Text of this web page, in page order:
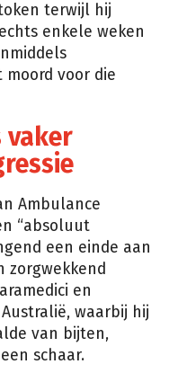
terwijl hij
enkele weken
voor die
vaker
Ambulance
“absoluut
een einde aan
zorgwekkend
en
waarbij hij
van bijten,
schaar.